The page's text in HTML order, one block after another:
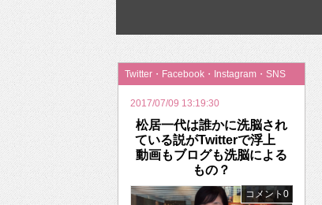
挫折率8割の壁をAIで突破。ジャス
2026年のバレンタインは「自分で作
Twitter・Facebook・Instagram・SNS
2017/07/09 13:19:30
松居一代は誰かに洗脳され
ている説がTwitterで浮上
動画もブログも洗脳による
もの？
コメント0